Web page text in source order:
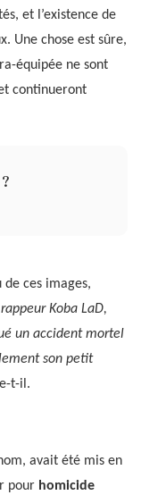
et l’existence de
Une chose est sûre,
équipée ne sont
continueront
de ces images,
Koba LaD,
un accident mortel
son petit
t-il.
avait été mis en
pour homicide